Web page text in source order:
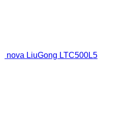
nova LiuGong LTC500L5